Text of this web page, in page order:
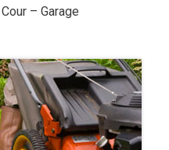
– Garage